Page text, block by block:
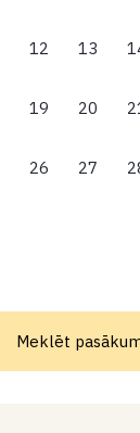
12 13
19 20
26 27
Meklēt